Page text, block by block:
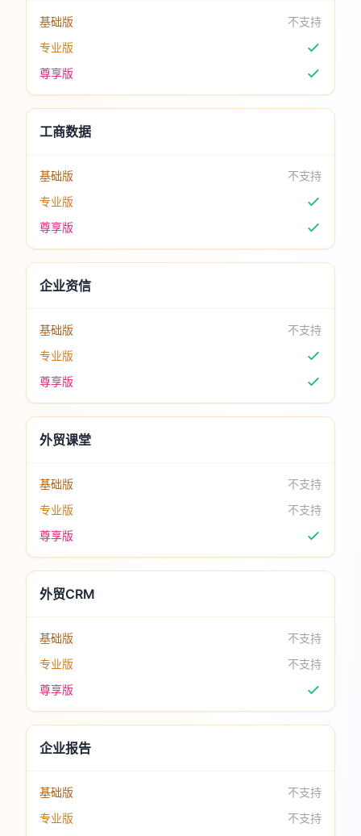
基础版
不支持
专业版
尊享版
工商数据
基础版
不支持
专业版
尊享版
企业资信
基础版
不支持
专业版
尊享版
外贸课堂
基础版
不支持
专业版
不支持
尊享版
外贸CRM
基础版
不支持
专业版
不支持
尊享版
企业报告
基础版
不支持
专业版
不支持